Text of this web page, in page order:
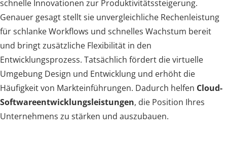
schnelle Innovationen zur Produktivitätssteigerung.
Genauer gesagt stellt sie unvergleichliche Rechenleistung
für schlanke Workflows und schnelles Wachstum bereit
und bringt zusätzliche Flexibilität in den
Entwicklungsprozess. Tatsächlich fördert die virtuelle
Umgebung Design und Entwicklung und erhöht die
Häufigkeit von Markteinführungen. Dadurch helfen Cloud-
Softwareentwicklungsleistungen, die Position Ihres
Unternehmens zu stärken und auszubauen.